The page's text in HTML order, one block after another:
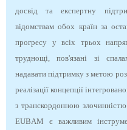
досвід та експертну
відомствам обох країн за
прогресу у всіх трьох
труднощі, пов'язані зі
надавати підтримку з метою
реалізації концепції
з транскордонною
EUBAM є важливим